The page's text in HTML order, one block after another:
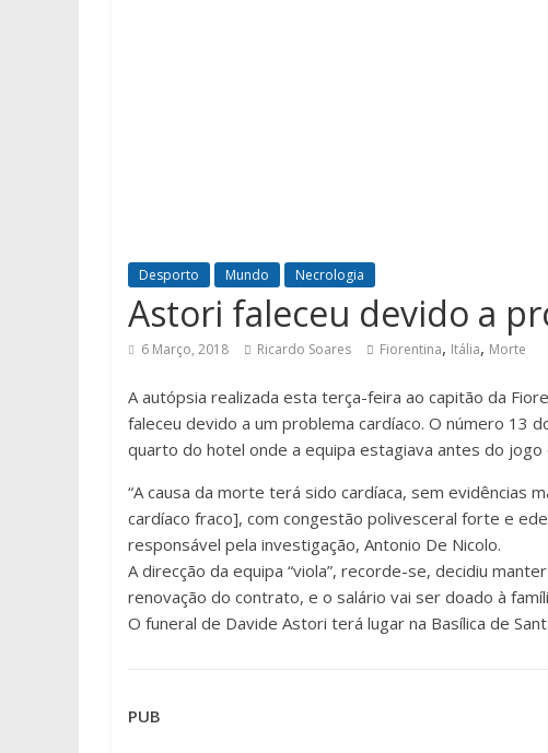
Desporto Mundo Necrologia
Astori faleceu devido a
6 Março, 2018 Ricardo Soares Fiorentina, Itália, Morte
A autópsia realizada esta terça-feira ao capitão da
faleceu devido a um problema cardíaco. O número 13
quarto do hotel onde a equipa estagiava antes do jogo
“A causa da morte terá sido cardíaca, sem evidências
cardíaco fraco], com congestão polivesceral forte e
responsável pela investigação, Antonio De Nicolo.
A direcção da equipa “viola”, recorde-se, decidiu
renovação do contrato, e o salário vai ser doado à
O funeral de Davide Astori terá lugar na Basílica de
PUB